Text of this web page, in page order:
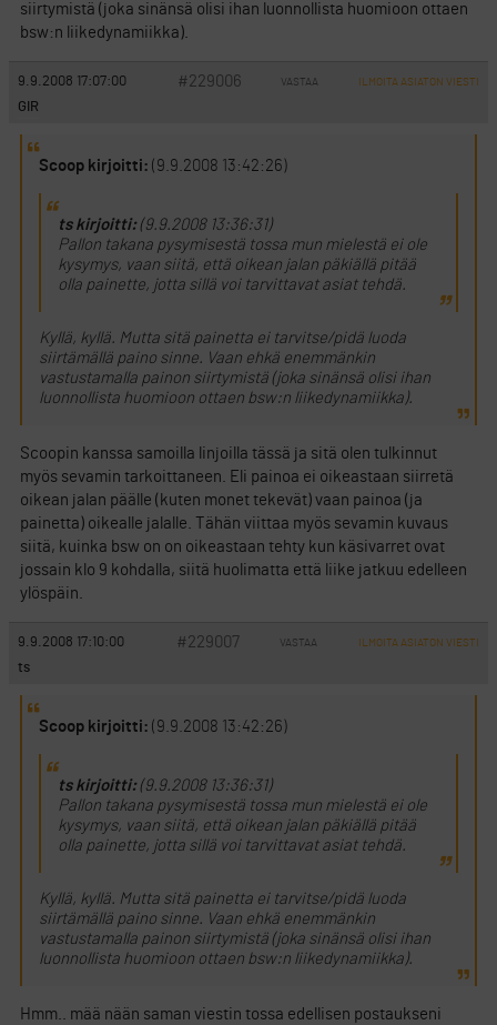
siirtymistä (joka sinänsä olisi ihan luonnollista huomioon ottaen
bsw:n liikedynamiikka).
9.9.2008 17:07:00 #229006 VASTAA ILMOITA ASIATON VIESTI
GIR
Scoop kirjoitti: (9.9.2008 13:42:26)
ts kirjoitti:(9.9.2008 13:36:31)
Pallon takana pysymisestä tossa mun mielestä ei ole
kysymys, vaan siitä, että oikean jalan päkiällä pitää
olla painette, jotta sillä voi tarvittavat asiat tehdä.
Kyllä, kyllä. Mutta sitä painetta ei tarvitse/pidä luoda
siirtämällä paino sinne. Vaan ehkä enemmänkin
vastustamalla painon siirtymistä (joka sinänsä olisi ihan
luonnollista huomioon ottaen bsw:n liikedynamiikka).
Scoopin kanssa samoilla linjoilla tässä ja sitä olen tulkinnut
myös sevamin tarkoittaneen. Eli painoa ei oikeastaan siirretä
oikean jalan päälle (kuten monet tekevät) vaan painoa (ja
painetta) oikealle jalalle. Tähän viittaa myös sevamin kuvaus
siitä, kuinka bsw on on oikeastaan tehty kun käsivarret ovat
jossain klo 9 kohdalla, siitä huolimatta että liike jatkuu edelleen
ylöspäin.
9.9.2008 17:10:00 #229007 VASTAA ILMOITA ASIATON VIESTI
ts
Scoop kirjoitti: (9.9.2008 13:42:26)
ts kirjoitti:(9.9.2008 13:36:31)
Pallon takana pysymisestä tossa mun mielestä ei ole
kysymys, vaan siitä, että oikean jalan päkiällä pitää
olla painette, jotta sillä voi tarvittavat asiat tehdä.
Kyllä, kyllä. Mutta sitä painetta ei tarvitse/pidä luoda
siirtämällä paino sinne. Vaan ehkä enemmänkin
vastustamalla painon siirtymistä (joka sinänsä olisi ihan
luonnollista huomioon ottaen bsw:n liikedynamiikka).
Hmm.. mää nään saman viestin tossa edellisen postaukseni